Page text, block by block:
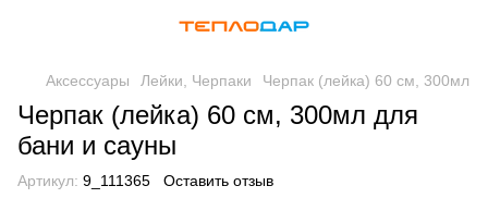
Аксессуары Лейки, Черпаки Черпак (лейка) 60 см, 300мл
Черпак (лейка) 60 см, 300мл для
бани и сауны
Артикул: 9_111365 Оставить отзыв